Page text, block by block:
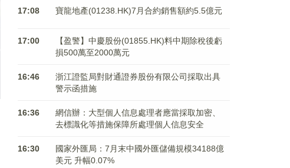
17:08 寶龍地產(01238.HK)7月合約銷售額約5.5億元
17:00
【盈警】中慶股份(01855.HK)料中期除稅後虧
損500萬至2000萬元
16:46
浙江證監局對財通證券股份有限公司採取出具
警示函措施
16:36
網信辦：大型個人信息處理者應當採取加密、
去標識化等措施保障所處理個人信息安全
16:30
國家外匯局：7月末中國外匯儲備規模34188億
美元 升幅0.07%